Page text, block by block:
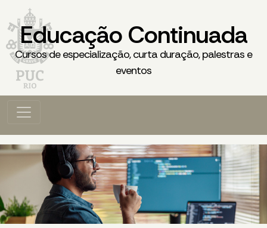
Educação Continuada
Cursos de especialização, curta duração, palestras e
eventos